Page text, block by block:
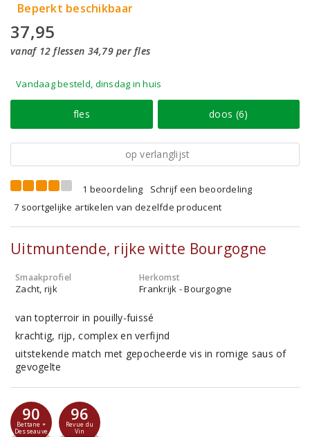
Beperkt beschikbaar
37,95
vanaf 12 flessen 34,79 per fles
Vandaag besteld, dinsdag in huis
fles doos (6)
op verlanglijst
1 beoordeling
Schrijf een beoordeling
7 soortgelijke artikelen van dezelfde producent
Uitmuntende, rijke witte Bourgogne
Smaakprofiel
Zacht, rijk
Herkomst
Frankrijk - Bourgogne
van topterroir in pouilly-fuissé
krachtig, rijp, complex en verfijnd
uitstekende match met gepocheerde vis in romige saus of
gevogelte
90
Bettane +
Desseauve
96
Revue du
Vin